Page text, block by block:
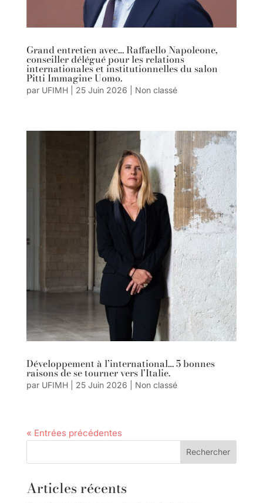
Grand entretien avec… Raffaello Napoleone,
conseiller délégué pour les relations
internationales et institutionnelles du salon
Pitti Immagine Uomo.
par UFIMH| 25 Juin 2026 Non classé
Développement à l’international… 5 bonnes
raisons de se tourner vers l’Italie.
par UFIMH| 25 Juin 2026 Non classé
« Entrées précédentes
Rechercher
Articles récents